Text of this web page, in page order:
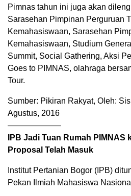
Pimnas tahun ini juga akan
Sarasehan Pimpinan Perguruan
Kemahasiswaan, Sarasehan
Kemahasiswaan, Studium
Summit, Social Gathering, Aksi
Goes to PIMNAS, olahraga
Tour.
Sumber: Pikiran Rakyat, Oleh:
Agustus, 2016
——————–
IPB Jadi Tuan Rumah PIMNAS
Proposal Telah Masuk
Institut Pertanian Bogor (IPB)
Pekan Ilmiah Mahasiswa